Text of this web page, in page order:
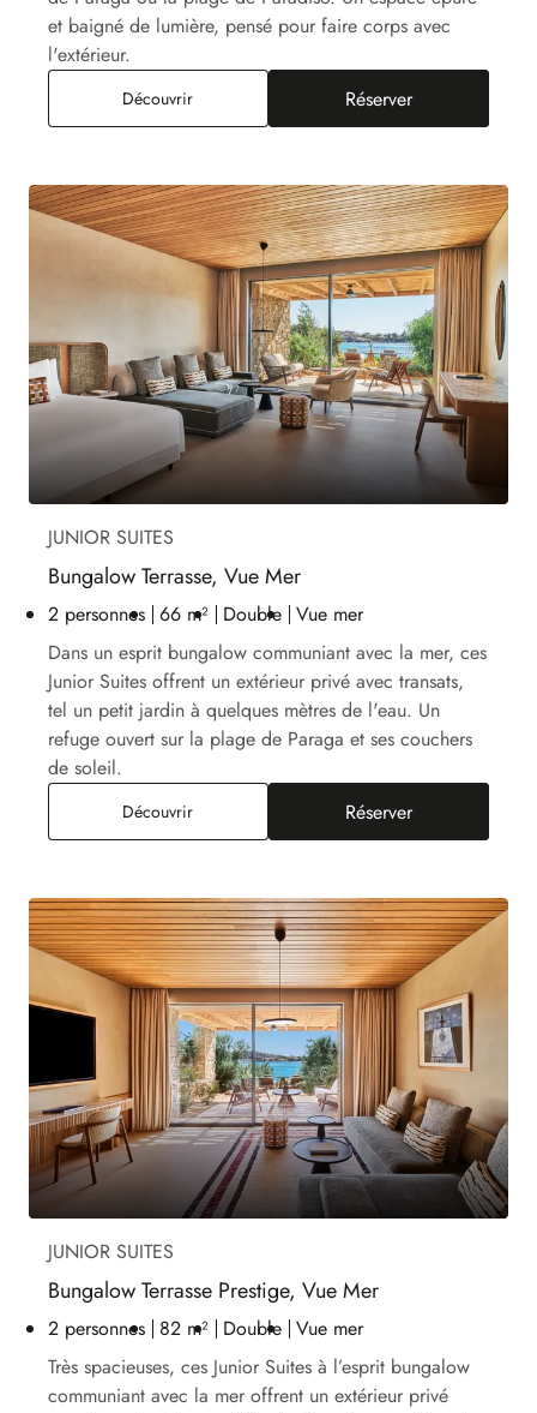
et baigné de lumière, pensé pour faire corps avec
l'extérieur.
DécouvrirJunior Suite Paraga Piscine Privée, Vue Mer
Réserver
JUNIOR SUITES
Bungalow Terrasse, Vue Mer
2 personnes 66 m² Double Vue mer
Dans un esprit bungalow communiant avec la mer, ces
Junior Suites offrent un extérieur privé avec transats,
tel un petit jardin à quelques mètres de l'eau. Un
refuge ouvert sur la plage de Paraga et ses couchers
de soleil.
DécouvrirBungalow Terrasse, Vue Mer
Réserver
JUNIOR SUITES
Bungalow Terrasse Prestige, Vue Mer
2 personnes 82 m² Double Vue mer
Très spacieuses, ces Junior Suites à l’esprit bungalow
communiant avec la mer offrent un extérieur privé